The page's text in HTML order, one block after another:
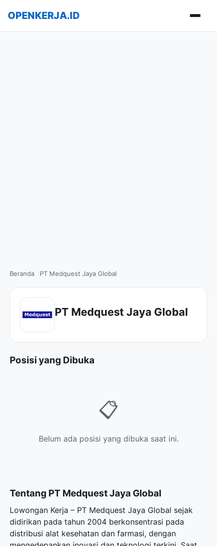
OPENKERJA.ID
Beranda PT Medquest Jaya Global
PT Medquest Jaya Global
Posisi yang Dibuka
📋
Belum ada posisi yang dibuka saat ini.
Tentang PT Medquest Jaya Global
Lowongan Kerja – PT Medquest Jaya Global sejak
didirikan pada tahun 2004 berkonsentrasi pada
distribusi alat kesehatan dan farmasi, dengan